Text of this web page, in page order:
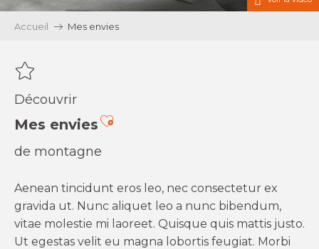
Accueil Mes envies
Découvrir
Mes enviesAjouter aux favoris
de montagne
Aenean tincidunt eros leo, nec consectetur ex
gravida ut. Nunc aliquet leo a nunc bibendum,
vitae molestie mi laoreet. Quisque quis mattis justo.
Ut egestas velit eu magna lobortis feugiat. Morbi